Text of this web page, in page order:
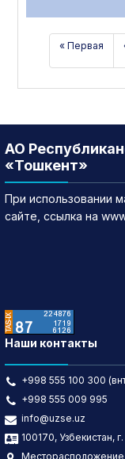
« Первая
АО
«Тошкент»
При использовании
сайте, ссылка на
Наши контакты
+998 555 100 300
+998 555 009 995
info@uzse.uz
100170, Узбекистан,
Месторасположение